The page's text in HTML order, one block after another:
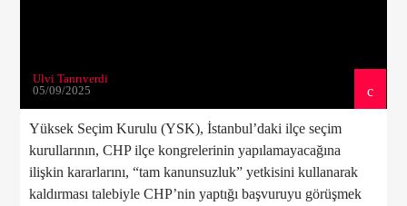
Ulvi Tanrıverdi
05/09/2025
Yüksek Seçim Kurulu (YSK), İstanbul’daki ilçe seçim
kurullarının, CHP ilçe kongrelerinin yapılamayacağına
ilişkin kararlarını, “tam kanunsuzluk” yetkisini kullanarak
kaldırması talebiyle CHP’nin yaptığı başvuruyu görüşmek